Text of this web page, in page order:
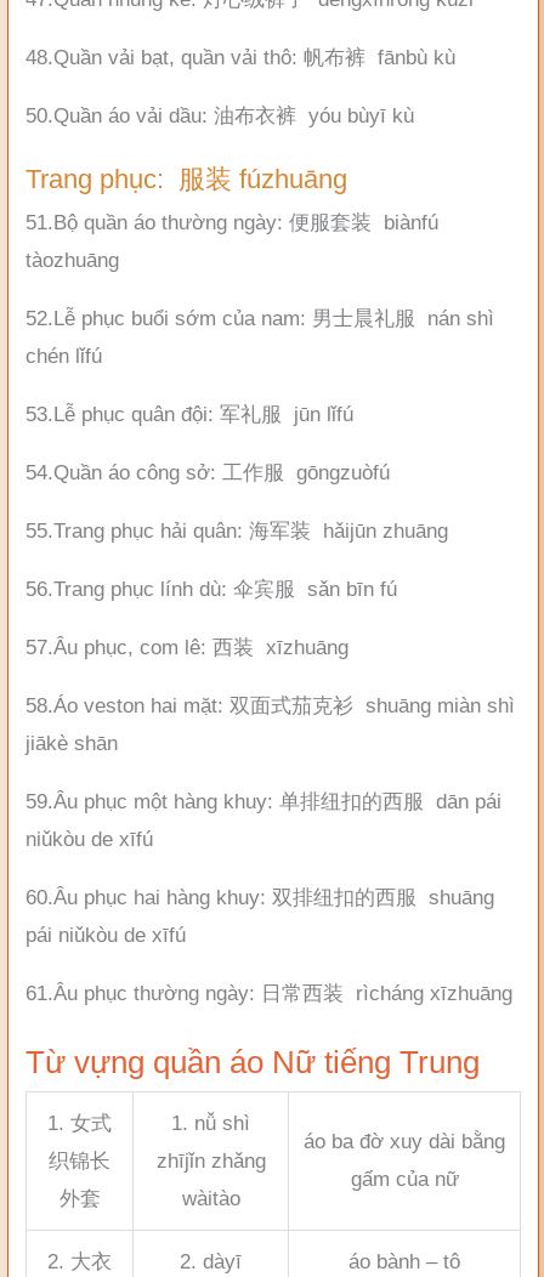
48.Quần vải bạt, quần vải thô: 帆布裤 fānbù kù
50.Quần áo vải dầu: 油布衣裤 yóu bùyī kù
Trang phục: 服装 fúzhuāng
51.Bộ quần áo thường ngày: 便服套装 biànfú
tàozhuāng
52.Lễ phục buổi sớm của nam: 男士晨礼服 nán shì
chén lǐfú
53.Lễ phục quân đội: 军礼服 jūn lǐfú
54.Quần áo công sở: 工作服 gōngzuòfú
55.Trang phục hải quân: 海军装 hǎijūn zhuāng
56.Trang phục lính dù: 伞宾服 sǎn bīn fú
57.Âu phục, com lê: 西装 xīzhuāng
58.Áo veston hai mặt: 双面式茄克衫 shuāng miàn shì
jiākè shān
59.Âu phục một hàng khuy: 单排纽扣的西服 dān pái
niǔkòu de xīfú
60.Âu phục hai hàng khuy: 双排纽扣的西服 shuāng
pái niǔkòu de xīfú
61.Âu phục thường ngày: 日常西装 rìcháng xīzhuāng
Từ vựng quần áo Nữ tiếng Trung
1. 女式
织锦长
外套
1. nǚ shì
zhījǐn zhǎng
wàitào
áo ba đờ xuy dài bằng
gấm của nữ
2. 大衣 2. dàyī áo bành – tô